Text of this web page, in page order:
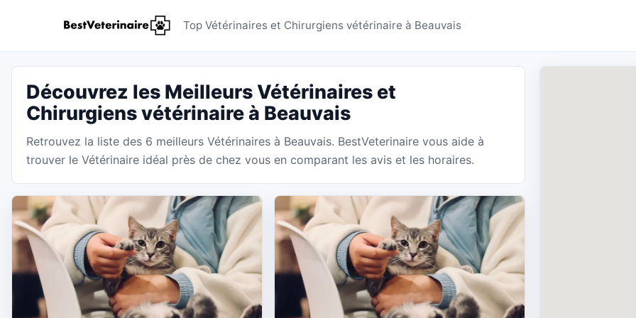
Vétérinaires Beauvais -
Top Vétérinaires et Chirurgiens vétérinaire à Beauvais
Découvrez les Meilleurs Vétérinaires et
Chirurgiens vétérinaire à Beauvais
Retrouvez la liste des 6 meilleurs Vétérinaires à Beauvais. BestVeterinaire vous aide à
trouver le Vétérinaire idéal près de chez vous en comparant les avis et les horaires.